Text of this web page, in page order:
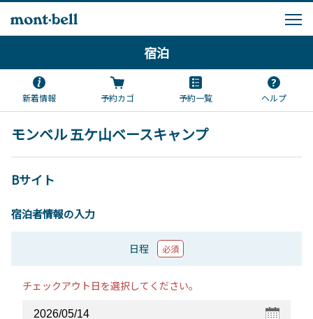
宿泊
新着情報 予約カゴ 予約一覧 ヘルプ
モンベル 五ケ山ベースキャンプ
Bサイト
宿泊者情報の入力
日程 必須
チェックアウト日を選択してください。